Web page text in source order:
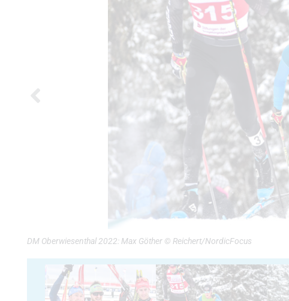
DM Oberwiesenthal 2022: Max Göther © Reichert/NordicFocus